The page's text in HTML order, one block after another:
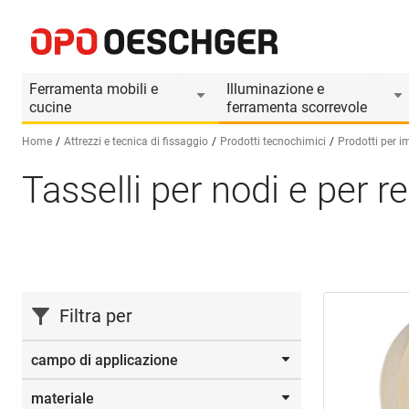
Ferramenta mobili e
cucine
Illuminazione e
ferramenta scorrevole
Seleziona una lingua (IT)
Home Attrezzi e tecnica di fissaggio Prodotti tecnochimici Prodotti per
Tasselli per nodi e per
Filtra per
campo di applicazione
Fori per le dita
materiale